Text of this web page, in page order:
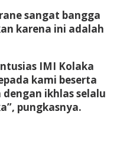
sangat bangga
karena ini adalah
IMI Kolaka
kami beserta
ikhlas selalu
pungkasnya.